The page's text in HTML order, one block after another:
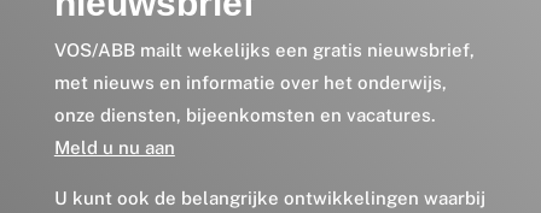
VOS/ABB mailt wekelijks een gratis nieuwsbrief,
met nieuws en informatie over het onderwijs,
onze diensten, bijeenkomsten en vacatures.
Meld u nu aan
U kunt ook de belangrijke ontwikkelingen waarbij